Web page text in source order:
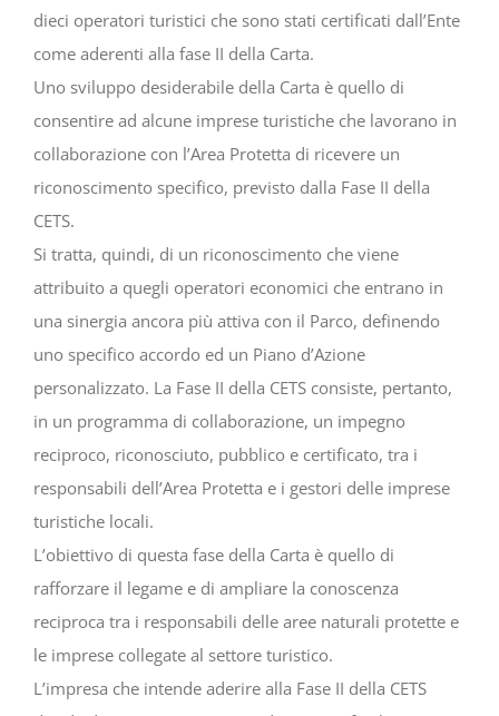
dieci operatori turistici che sono stati certificati dall’Ente
come aderenti alla fase II della Carta.
Uno sviluppo desiderabile della Carta è quello di
consentire ad alcune imprese turistiche che lavorano in
collaborazione con l’Area Protetta di ricevere un
riconoscimento specifico, previsto dalla Fase II della
CETS.
Si tratta, quindi, di un riconoscimento che viene
attribuito a quegli operatori economici che entrano in
una sinergia ancora più attiva con il Parco, definendo
uno specifico accordo ed un Piano d’Azione
personalizzato. La Fase II della CETS consiste, pertanto,
in un programma di collaborazione, un impegno
reciproco, riconosciuto, pubblico e certificato, tra i
responsabili dell’Area Protetta e i gestori delle imprese
turistiche locali.
L’obiettivo di questa fase della Carta è quello di
rafforzare il legame e di ampliare la conoscenza
reciproca tra i responsabili delle aree naturali protette e
le imprese collegate al settore turistico.
L’impresa che intende aderire alla Fase II della CETS